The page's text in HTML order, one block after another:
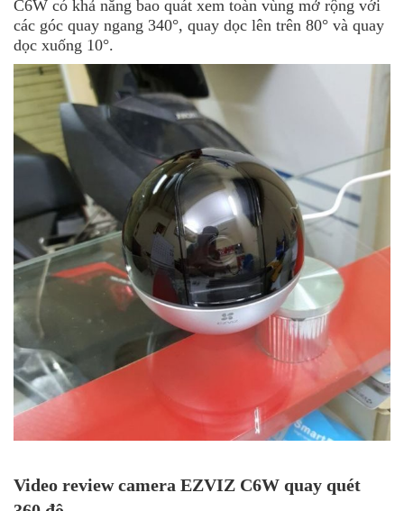
C6W có khả năng bao quát xem toàn vùng mở rộng với
các góc quay ngang 340°, quay dọc lên trên 80° và quay
dọc xuống 10°.
Video review camera EZVIZ C6W quay quét